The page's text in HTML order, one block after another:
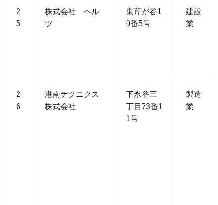
2
5
株式会社 ヘル
ツ
東芹が谷1
0番5号
建設
業
2
6
港南テクニクス
株式会社
下永谷三
丁目73番1
1号
製造
業